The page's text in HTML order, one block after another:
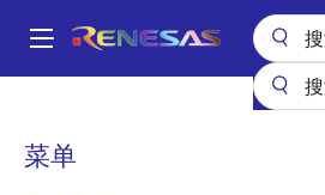
到
Main
菜单
面
ZSPM1502
ZSPM1502